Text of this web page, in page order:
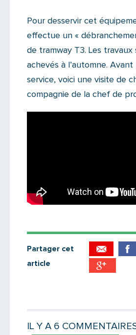
Pour desservir cet
effectue un «
de tramway T3. Les travaux
achevés à l’automne. Avant
service, voici une visite de
compagnie de la chef de
Partager cet
article
IL Y A 6